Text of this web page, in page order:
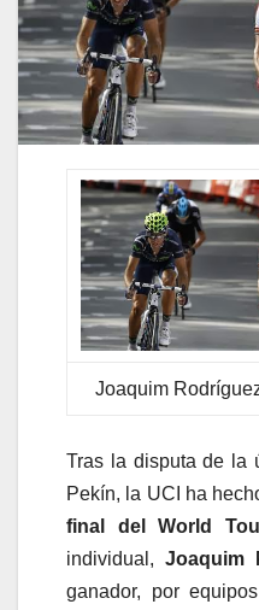
Joaquim
Tras la disputa de la
Pekín, la UCI ha
final del World
individual, Joaquim
ganador, por